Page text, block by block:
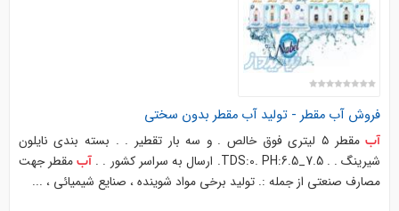
فروش آب مقطر - تولید آب مقطر بدون سختی
آب
مقطر ۵ لیتری فوق خالص . و سه بار تقطیر . . بسته بندی نایلون
شیرینگ . . TDS:0. PH:6.5_7.5. ارسال به سراسر کشور . .
آبمقطر جهت
مصارف صنعتی از جمله :. تولید برخی مواد شوینده ، صنایع شیمیائی ، ...